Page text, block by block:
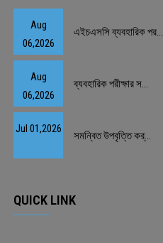
Aug
06,2026
এইচএসসি ব্যবহারিক পর...
Aug
06,2026
ব্যবহারিক পরীক্ষার স...
Jul 01,2026
সমন্বিত উপবৃত্তি কর্...
QUICK LINK